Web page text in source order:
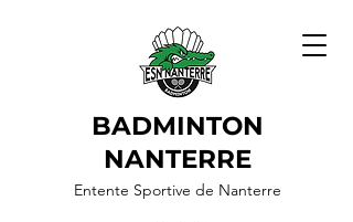
BADMINTON
NANTERRE
Entente Sportive de Nanterre